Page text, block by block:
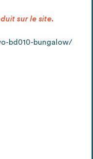
afin d’obtenir plus de
sur les modalités et
de récupérations
liste et son envoi ne
sur le site.
bd010-bungalow/